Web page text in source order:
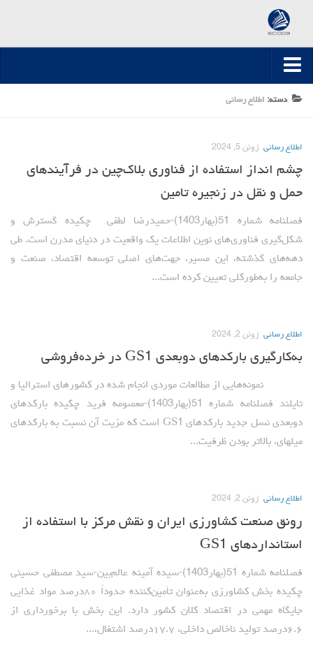
صفحه اصلی
مقالات تخصصی
مقالات سال 1395-1394
مقالات سال 1396
مقالات سال 1399-1397
مقالات سال 1400
مقالات سال 1401
مقالات سال 1404
آرشیو
تماس با ما
دسته: اطلاع رسانی
اطلاع رسانی ژوئن 5, 2024
چشم انداز استفاده از فناوری بلاک‌چین در فرآیندهای
حمل و نقل در زنجیره تامین
فصلنامه شماره 51(بهار1403)-حمیدرضا لطفی چکیده گسترش و
شکل‌گیری فناوری‌های نوین اطلاعات یک واقعیت در دنیای مدرن است. طی
دهه‌های گذشته، این مسیر، جهت‌های اصلی توسعه اقتصاد، صنعت و
جامعه را به‌طورکلی تعیین کرده است...
اطلاع رسانی ژوئن 2, 2024
به‌کارگیری بارکدهای دوبعدی GS1 در خرده‌فروشی
نمونه‌هایی از مطالعات موردی انجام شده در کشورهای استرالیا و
تایلند فصلنامه شماره 51(بهار1403)-معصومه فرید چکیده بارکدهای
دوبعدی نسل جدید بارکدهای GS1 است که مزیت آن نسبت به بارکدهای
میله­ای، بالاتر بودن ظرفیت...
اطلاع رسانی ژوئن 2, 2024
رونق صنعت کشاورزی ایران و نقش مرکز با استفاده از
استانداردهای GS1
فصلنامه شماره 51(بهار1403)-سیده آمینه عالم‌بین-سید مصطفی حسینی
چکیده بخش کشاورزی به‌عنوان تأمین‌کننده حدوداً ۸۰درصد مواد غذایی
جایگاه مهمی در اقتصاد کلان کشور دارد. این بخش با برخورداری از
۶.۶درصد تولید ناخالص داخلی، ۱۷.۷درصد اشتغال،...